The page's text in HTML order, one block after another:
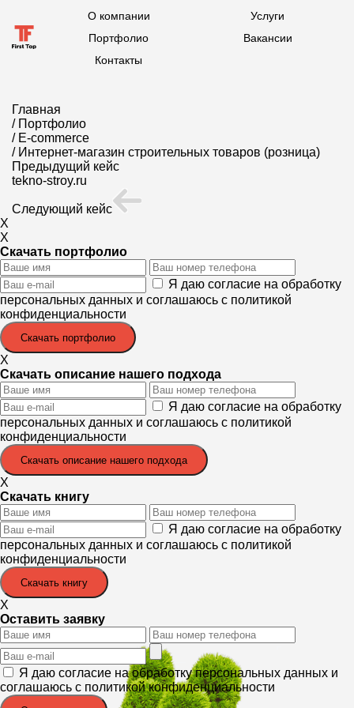
О компании
Услуги
Портфолио
Вакансии
Контакты
Главная
/ Портфолио
/ E-commerce
/ Интернет-магазин строительных товаров (розница)
Предыдущий кейс
tekno-stroy.ru
Следующий кейс
X
X
Скачать портфолио
Я даю согласие на обработку
персональных данных и соглашаюсь с политикой
конфиденциальности
X
Скачать описание нашего подхода
Я даю согласие на обработку
персональных данных и соглашаюсь с политикой
конфиденциальности
X
Скачать книгу
Я даю согласие на обработку
персональных данных и соглашаюсь с политикой
конфиденциальности
X
Оставить заявку
Я даю согласие на обработку персональных данных и
соглашаюсь с политикой конфиденциальности